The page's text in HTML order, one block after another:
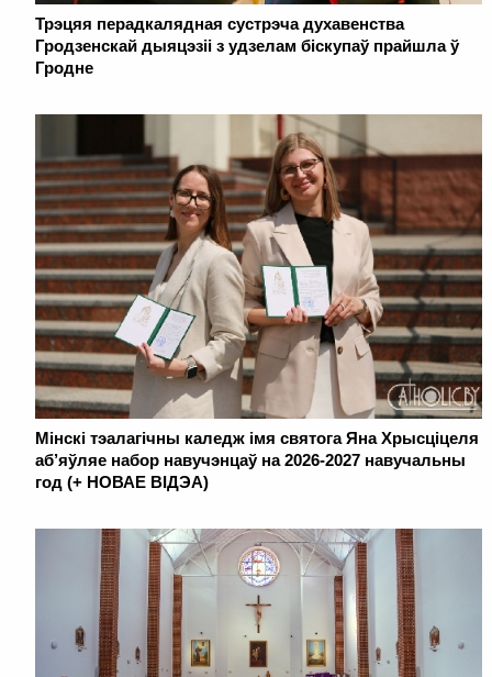
Трэцяя перадкалядная сустрэча духавенства
Гродзенскай дыяцэзіі з удзелам біскупаў прайшла ў
Гродне
Мінскі тэалагічны каледж імя святога Яна Хрысціцеля
аб’яўляе набор навучэнцаў на 2026-2027 навучальны
год (+ НОВАЕ ВІДЭА)